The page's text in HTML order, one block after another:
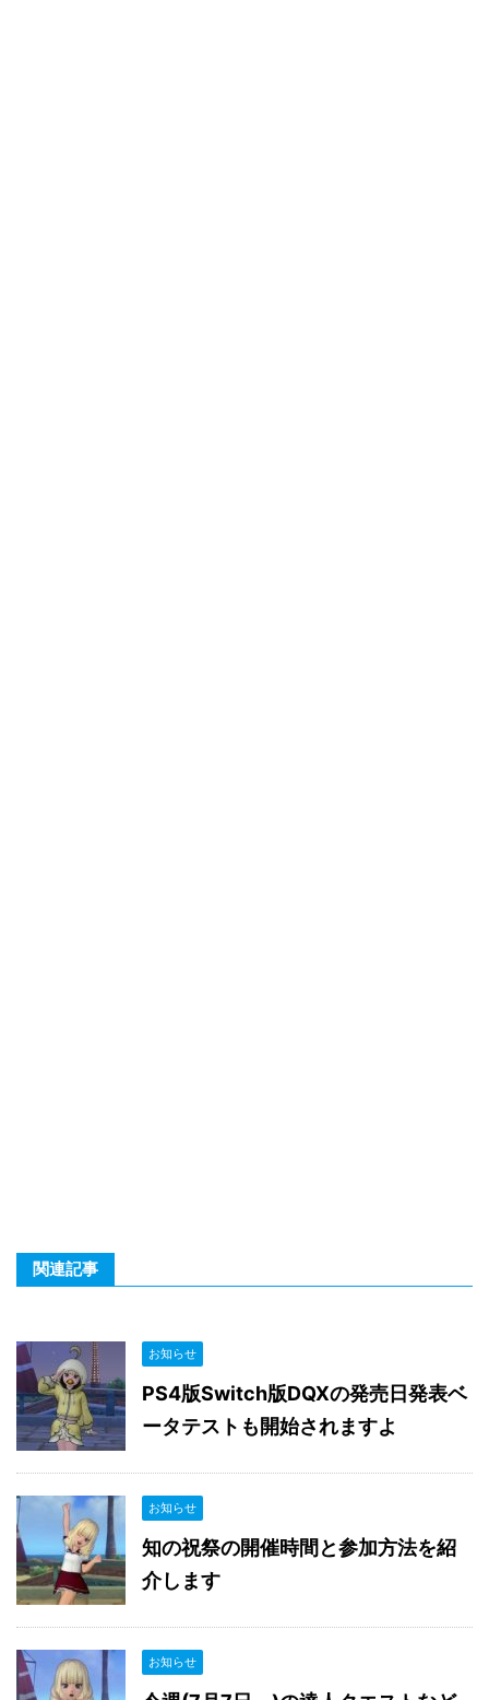
関連記事
お知らせ
PS4版Switch版DQXの発売日発表ベ
ータテストも開始されますよ
お知らせ
知の祝祭の開催時間と参加方法を紹
介します
お知らせ